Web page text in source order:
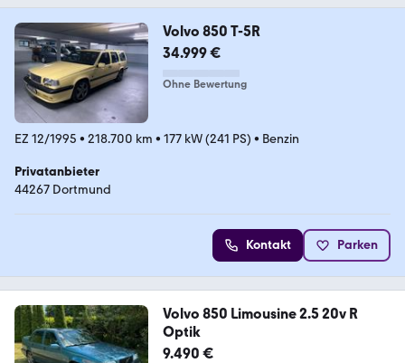
Volvo 850 T-5R
34.999 €
Ohne Bewertung
EZ 12/1995 • 218.700 km • 177 kW (241 PS) • Benzin
Privatanbieter
44267 Dortmund
Kontakt Parken
Volvo 850 Limousine 2.5 20v R
Optik
9.490 €